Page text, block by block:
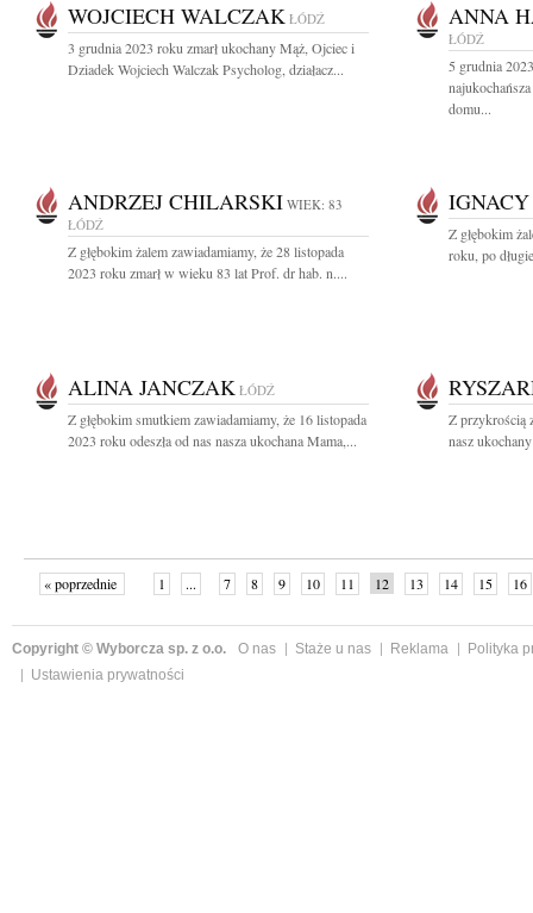
WOJCIECH WALCZAK ŁÓDŹ
3 grudnia 2023 roku zmarł ukochany Mąż, Ojciec i
Dziadek Wojciech Walczak Psycholog, działacz...
ANNA
ŁÓDŹ
5 grudnia
domu...
ANDRZEJ CHILARSKI WIEK: 83
ŁÓDŹ
Z głębokim żalem zawiadamiamy, że 28 listopada
2023 roku zmarł w wieku 83 lat Prof. dr hab. n....
Z głębokim
roku, po
ALINA JANCZAK ŁÓDŹ
Z głębokim smutkiem zawiadamiamy, że 16 listopada
2023 roku odeszła od nas nasza ukochana Mama,...
Z przykrością
nasz
« poprzednie 1 ... 7 8 9 10 11 12 13 14 15 16
Copyright © Wyborcza sp. z o.o. O nas Staże u nas Reklama
Polityka
Ustawienia prywatności